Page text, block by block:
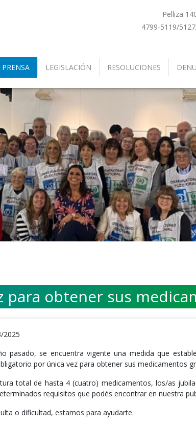
Pelliza
4799-5119/
PRENSA LEGISLACIÓN RESOLUCIONES
obtener sus
2025
pasado, se encuentra vigente una medida que
por única vez para obtener sus medicamentos
total de hasta 4 (cuatro) medicamentos, los/as
requisitos que podés encontrar en nuestra
o dificultad, estamos para ayudarte.